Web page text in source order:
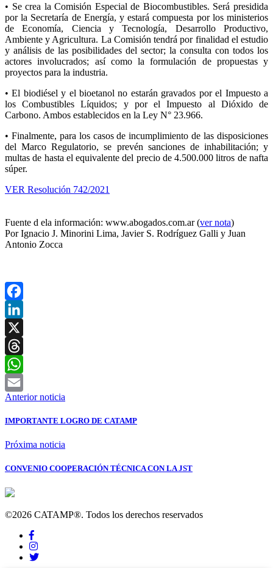
• Se crea la Comisión Especial de Biocombustibles. Será presidida
por la Secretaría de Energía, y estará compuesta por los ministerios
de Economía, Ciencia y Tecnología, Desarrollo Productivo,
Ambiente y Agricultura. La Comisión tendrá por finalidad el estudio
y análisis de las posibilidades del sector; la consulta con todos los
actores involucrados; así como la formulación de propuestas y
proyectos para la industria.
• El biodiésel y el bioetanol no estarán gravados por el Impuesto a
los Combustibles Líquidos; y por el Impuesto al Dióxido de
Carbono. Ambos establecidos en la Ley N° 23.966.
• Finalmente, para los casos de incumplimiento de las disposiciones
del Marco Regulatorio, se prevén sanciones de inhabilitación; y
multas de hasta el equivalente del precio de 4.500.000 litros de nafta
súper.
VER Resolución 742/2021
Fuente d ela información: www.abogados.com.ar (ver nota)
Por Ignacio J. Minorini Lima, Javier S. Rodríguez Galli y Juan
Antonio Zocca
Facebook
LinkedIn
X
Threads
WhatsApp
Email
Anterior noticia
IMPORTANTE LOGRO DE CATAMP
Próxima noticia
CONVENIO COOPERACIÓN TÉCNICA CON LA JST
©2026 CATAMP®. Todos los derechos reservados